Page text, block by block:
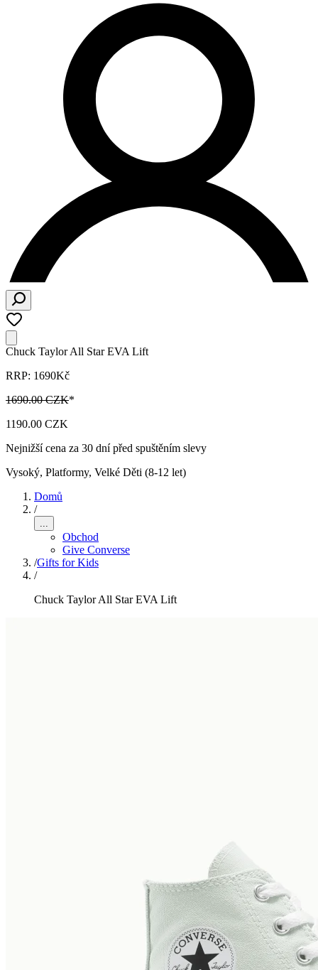
Chuck Taylor All Star EVA Lift
RRP: 1690Kč
1690.00 CZK*
1190.00 CZK
Nejnižší cena za 30 dní před spuštěním slevy
Vysoký, Platformy, Velké Děti (8-12 let)
Domů
/
...
Obchod
Give Converse
/Gifts for Kids
/
Chuck Taylor All Star EVA Lift